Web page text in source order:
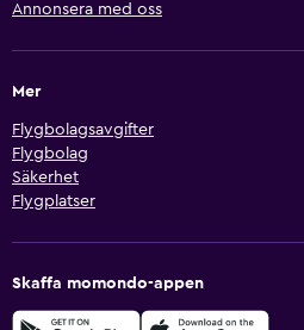
Annonsera med oss
Mer
Flygbolagsavgifter
Flygbolag
Säkerhet
Flygplatser
Skaffa momondo-appen